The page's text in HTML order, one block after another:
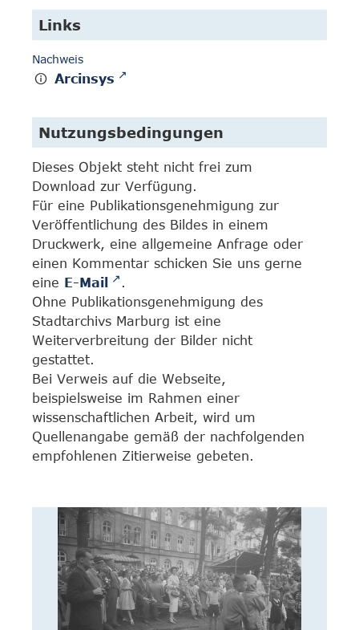
Links
Nachweis
Arcinsys
Nutzungsbedingungen
Dieses Objekt steht nicht frei zum
Download zur Verfügung.
Für eine Publikationsgenehmigung zur
Veröffentlichung des Bildes in einem
Druckwerk, eine allgemeine Anfrage oder
einen Kommentar schicken Sie uns gerne
eine E-Mail
.
Ohne Publikationsgenehmigung des
Stadtarchivs Marburg ist eine
Weiterverbreitung der Bilder nicht
gestattet.
Bei Verweis auf die Webseite,
beispielsweise im Rahmen einer
wissenschaftlichen Arbeit, wird um
Quellenangabe gemäß der nachfolgenden
empfohlenen Zitierweise gebeten.